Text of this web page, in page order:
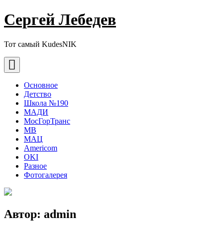
Сергей Лебедев
Тот самый KudesNIK
Основное
Детство
Школа №190
МАДИ
МосГорТранс
МВ
МАЦ
Americom
OKI
Разное
Фотогалерея
Автор: admin